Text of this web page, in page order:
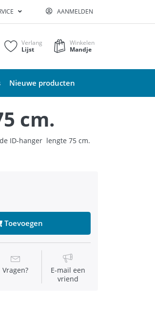
AANMELDEN
Verlang
Lijst
Winkelen
Mandje
Nieuwe producten
cm.
ID-hanger lengte 75 cm.
Toevoegen
Vragen?
E-mail een
vriend